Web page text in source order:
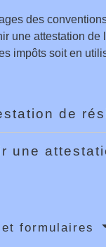
des
une attestation
impôts soit en
de
une
formulaires